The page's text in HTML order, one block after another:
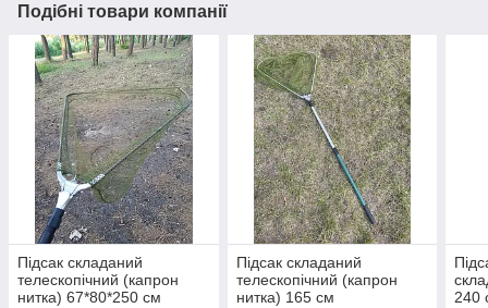
Подібні товари компанії
Підсак складаний
телескопічний (капрон
нитка) 67*80*250 см
Підсак складаний
телескопічний (капрон
нитка) 165 см
240